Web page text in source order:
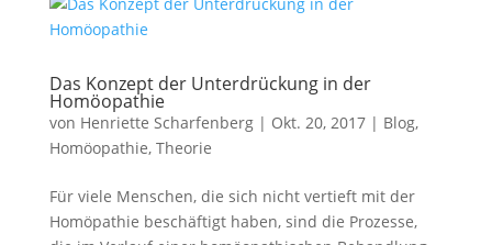
Das Konzept der Unterdrückung in der
Homöopathie
von Henriette Scharfenberg| Okt. 20, 2017| Blog,
Homöopathie, Theorie
Für viele Menschen, die sich nicht vertieft mit der
Homöpathie beschäftigt haben, sind die Prozesse,